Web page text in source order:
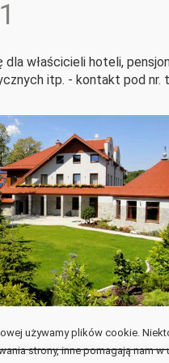
dla właścicieli hoteli,
itp. - kontakt pod nr.
używamy plików cookie.
strony, inne pomagają nam w